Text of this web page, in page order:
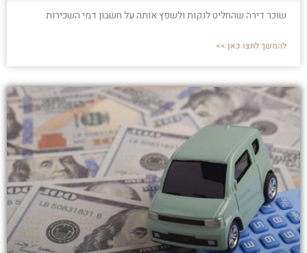
שוכר דירה שהחליט לנקות ולשפץ אותה על חשבון דמי השכירות
להמשך לחצו כאן >>